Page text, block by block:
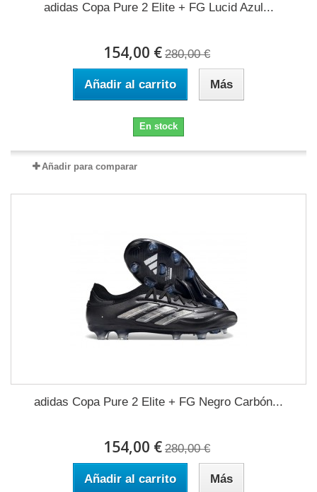
adidas Copa Pure 2 Elite + FG Lucid Azul...
154,00 € 280,00 €
Añadir al carrito Más
En stock
Añadir para comparar
adidas Copa Pure 2 Elite + FG Negro Carbón...
154,00 € 280,00 €
Añadir al carrito Más